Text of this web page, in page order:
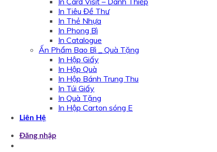
In Tiêu Đề Thư
In Thẻ Nhựa
In Phong Bì
In Catalogue
Ấn Phẩm Bao Bì _ Quà Tặng
In Hộp Giấy
In Hộp Quà
In Hộp Bánh Trung Thu
In Túi Giấy
In Quà Tặng
In Hộp Carton sóng E
Liên Hệ
Đăng nhập